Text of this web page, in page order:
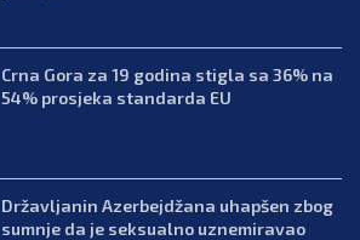
Crna Gora za 19 godina stigla sa 36% na
54% prosjeka standarda EU
Državljanin Azerbejdžana uhapšen zbog
sumnje da je seksualno uznemiravao